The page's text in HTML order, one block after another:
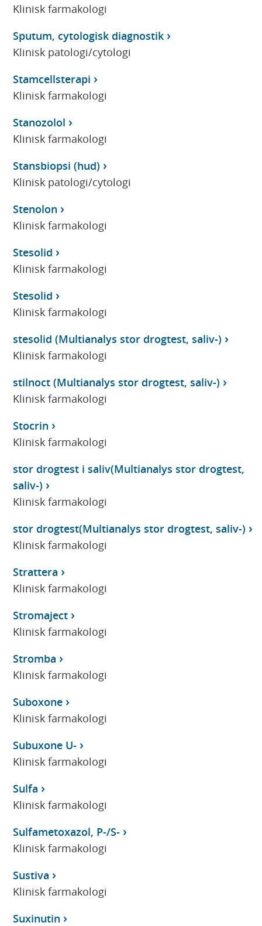
Klinisk farmakologi
Sputum, cytologisk diagnostik
Klinisk patologi/cytologi
Stamcellsterapi
Klinisk farmakologi
Stanozolol
Klinisk farmakologi
Stansbiopsi (hud)
Klinisk patologi/cytologi
Stenolon
Klinisk farmakologi
Stesolid
Klinisk farmakologi
Stesolid
Klinisk farmakologi
stesolid (Multianalys stor drogtest, saliv-)
Klinisk farmakologi
stilnoct (Multianalys stor drogtest, saliv-)
Klinisk farmakologi
Stocrin
Klinisk farmakologi
stor drogtest i saliv(Multianalys stor drogtest,
saliv-)
Klinisk farmakologi
stor drogtest(Multianalys stor drogtest, saliv-)
Klinisk farmakologi
Strattera
Klinisk farmakologi
Stromaject
Klinisk farmakologi
Stromba
Klinisk farmakologi
Suboxone
Klinisk farmakologi
Subuxone U-
Klinisk farmakologi
Sulfa
Klinisk farmakologi
Sulfametoxazol, P-/S-
Klinisk farmakologi
Sustiva
Klinisk farmakologi
Suxinutin